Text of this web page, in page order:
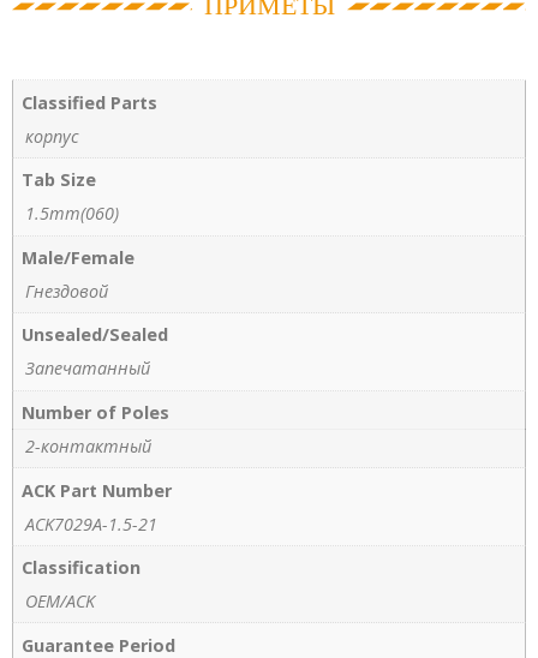
ПРИМЕТЫ
Classified Parts
корпус
Tab Size
1.5mm(060)
Male/Female
Гнездовой
Unsealed/Sealed
Запечатанный
Number of Poles
2-контактный
ACK Part Number
ACK7029A-1.5-21
Classification
OEM/ACK
Guarantee Period